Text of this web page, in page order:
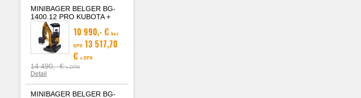
MINIBAGER BELGER BG-
1400.12 PRO KUBOTA +
hydraulický pridržiavací
palec
10 990,- € bez
DPH 13 517,70
€ s DPH
14 490,- €s DPH
Detail
MINIBAGER BELGER BG-